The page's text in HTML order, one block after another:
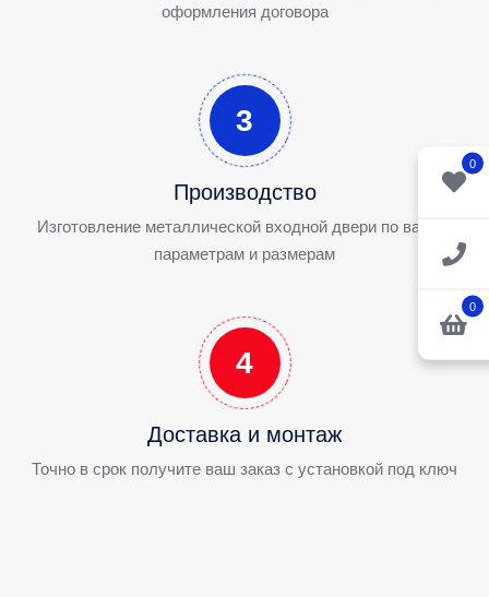
0
0
оформления договора
3
Производство
Изготовление металлической входной двери по вашим
параметрам и размерам
4
Доставка и монтаж
Точно в срок получите ваш заказ с установкой под ключ